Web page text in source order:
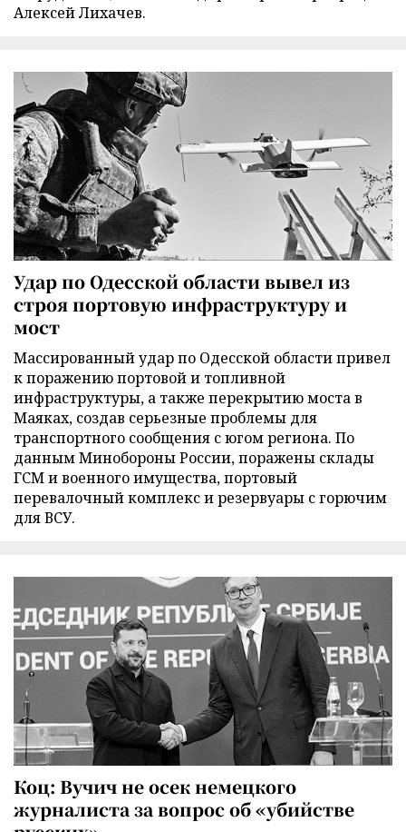
Алексей Лихачев.
Удар по Одесской области вывел из
строя портовую инфраструктуру и
мост
Массированный удар по Одесской области привел
к поражению портовой и топливной
инфраструктуры, а также перекрытию моста в
Маяках, создав серьезные проблемы для
транспортного сообщения с югом региона. По
данным Минобороны России, поражены склады
ГСМ и военного имущества, портовый
перевалочный комплекс и резервуары с горючим
для ВСУ.
Коц: Вучич не осек немецкого
журналиста за вопрос об «убийстве